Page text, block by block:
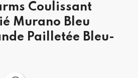
Coulissant
Murano Bleu
Pailletée Bleu-